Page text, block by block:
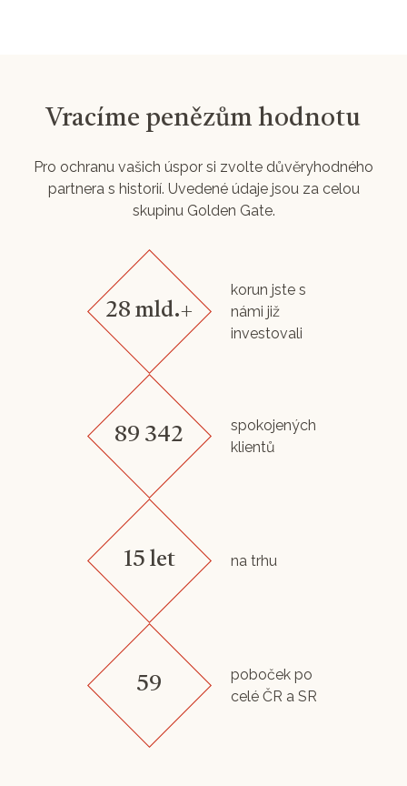
Vracíme penězům hodnotu
Pro ochranu vašich úspor si zvolte důvěryhodného
partnera s historií. Uvedené údaje jsou za celou
skupinu Golden Gate.
28 mld.+
korun jste s
námi již
investovali
89 342
spokojených
klientů
15 let na trhu
59
poboček po
celé ČR a SR